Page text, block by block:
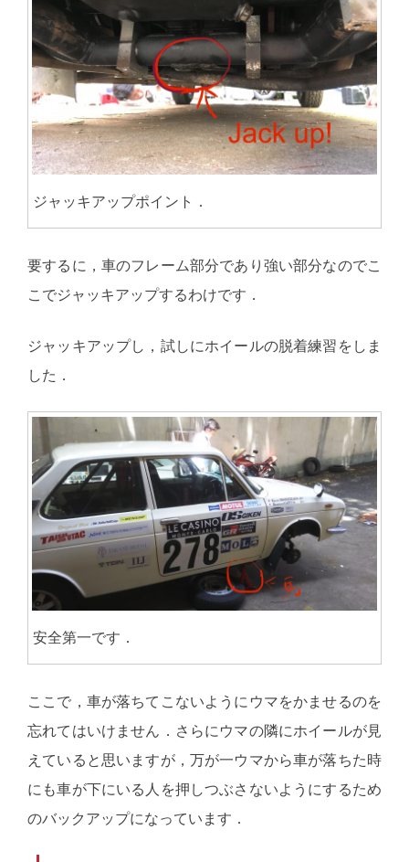
ジャッキアップポイント．
要するに，車のフレーム部分であり強い部分なのでこ
こでジャッキアップするわけです．
ジャッキアップし，試しにホイールの脱着練習をしま
した．
安全第一です．
ここで，車が落ちてこないようにウマをかませるのを
忘れてはいけません．さらにウマの隣にホイールが見
えていると思いますが，万が一ウマから車が落ちた時
にも車が下にいる人を押しつぶさないようにするため
のバックアップになっています．